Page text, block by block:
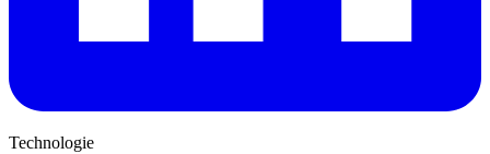
Technologie